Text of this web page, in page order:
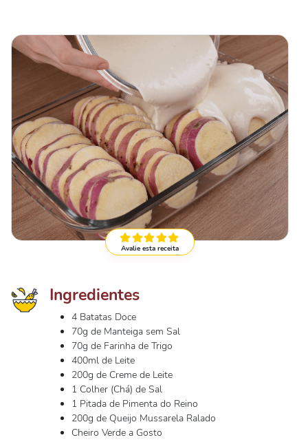
Avalie esta receita
Ingredientes
4 Batatas Doce
70g de Manteiga sem Sal
70g de Farinha de Trigo
400ml de Leite
200g de Creme de Leite
1 Colher (Chá) de Sal
1 Pitada de Pimenta do Reino
200g de Queijo Mussarela Ralado
Cheiro Verde a Gosto